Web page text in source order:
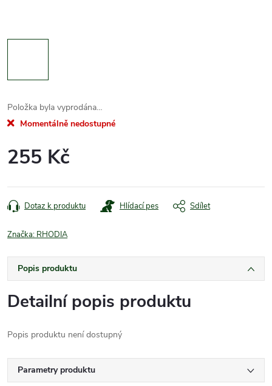
Položka byla vyprodána…
Momentálně nedostupné
255 Kč
cena:
Dotaz k produktu Hlídací pes Sdílet
Značka: RHODIA
Popis produktu
Detailní popis produktu
Popis produktu není dostupný
Parametry produktu